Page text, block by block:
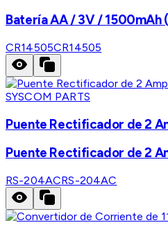
Batería AA / 3V / 1500mAh
CR14505CR14505
SYSCOM PARTS
Puente Rectificador de 2
Puente Rectificador de 2
RS-204ACRS-204AC